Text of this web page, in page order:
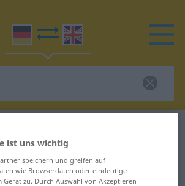
Übersetzung für
ist uns wichtig
speichern und greifen auf
wie Browserdaten oder eindeutige
zu. Durch Auswahl von Akzeptieren